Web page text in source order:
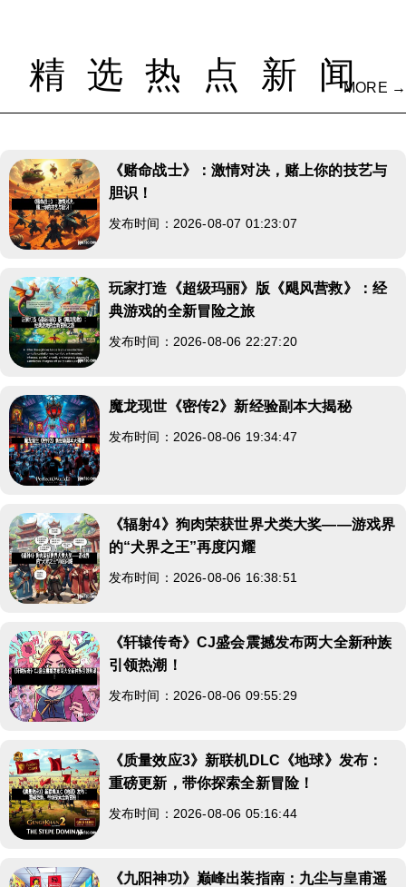
精选热点新闻
MORE →
《赌命战士》：激情对决，赌上你的技艺与
胆识！
发布时间：2026-08-07 01:23:07
玩家打造《超级玛丽》版《飓风营救》：经
典游戏的全新冒险之旅
发布时间：2026-08-06 22:27:20
魔龙现世《密传2》新经验副本大揭秘
发布时间：2026-08-06 19:34:47
《辐射4》狗肉荣获世界犬类大奖——游戏界
的“犬界之王”再度闪耀
发布时间：2026-08-06 16:38:51
《轩辕传奇》CJ盛会震撼发布两大全新种族
引领热潮！
发布时间：2026-08-06 09:55:29
《质量效应3》新联机DLC《地球》发布：
重磅更新，带你探索全新冒险！
发布时间：2026-08-06 05:16:44
《九阳神功》巅峰出装指南：九尘与皇甫遥